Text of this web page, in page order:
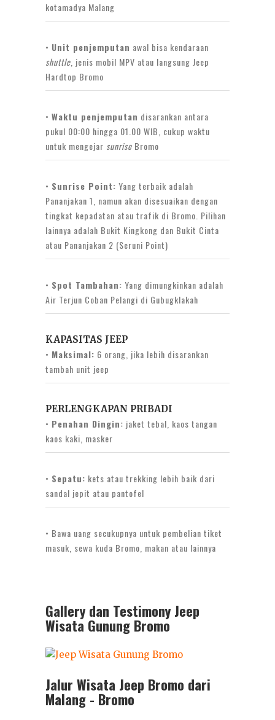
kotamadya Malang
• Unit penjemputan awal bisa kendaraan
shuttle, jenis mobil MPV atau langsung Jeep
Hardtop Bromo
• Waktu penjemputan disarankan antara
pukul 00:00 hingga 01.00 WIB, cukup waktu
untuk mengejar sunrise Bromo
• Sunrise Point: Yang terbaik adalah
Pananjakan 1, namun akan disesuaikan dengan
tingkat kepadatan atau trafik di Bromo. Pilihan
lainnya adalah Bukit Kingkong dan Bukit Cinta
atau Pananjakan 2 (Seruni Point)
• Spot Tambahan: Yang dimungkinkan adalah
Air Terjun Coban Pelangi di Gubugklakah
KAPASITAS JEEP
• Maksimal: 6 orang, jika lebih disarankan
tambah unit jeep
PERLENGKAPAN PRIBADI
• Penahan Dingin: jaket tebal, kaos tangan
kaos kaki, masker
• Sepatu: kets atau trekking lebih baik dari
sandal jepit atau pantofel
• Bawa uang secukupnya untuk pembelian tiket
masuk, sewa kuda Bromo, makan atau lainnya
Gallery dan Testimony Jeep
Wisata Gunung Bromo
Jalur Wisata Jeep Bromo dari
Malang - Bromo